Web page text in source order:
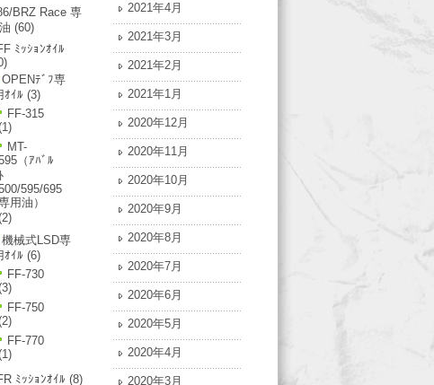
BRZ Race 専
(60)
ﾐｯｼｮﾝｵｲﾙ
OPENﾃﾞﾌ専
ｵｲﾙ (3)
FF-315
MT-
（ｱﾊﾞﾙ
ﾄ
595/695
用油）
機械式LSD専
ｵｲﾙ (6)
FF-730
FF-750
FF-770
ﾐｯｼｮﾝｵｲﾙ (8)
2021年4月
2021年3月
2021年2月
2021年1月
2020年12月
2020年11月
2020年10月
2020年9月
2020年8月
2020年7月
2020年6月
2020年5月
2020年4月
2020年3月